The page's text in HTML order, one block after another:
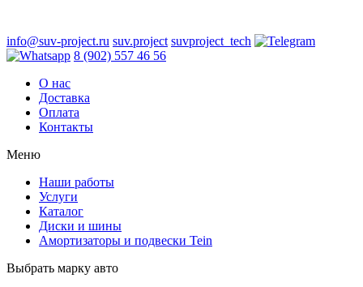
info@suv-project.ru suv.project suvproject_tech
8 (902) 557 46 56
О нас
Доставка
Оплата
Контакты
Меню
Наши работы
Услуги
Каталог
Диски и шины
Амортизаторы и подвески Tein
Выбрать марку авто